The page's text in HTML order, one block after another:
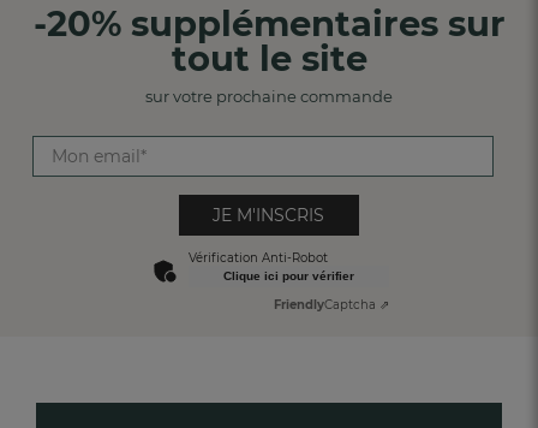
-20% supplémentaires sur
tout le site
sur votre prochaine commande
JE M'INSCRIS
Vérification Anti-Robot
Clique ici pour vérifier
FriendlyCaptcha ⇗